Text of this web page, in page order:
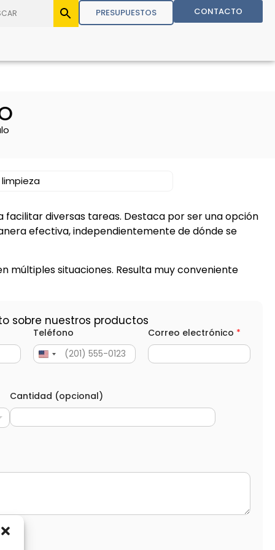
PRESUPUESTOS CONTACTO
diversas tareas. Destaca por ser una opción
efectiva, independientemente de dónde se
múltiples situaciones. Resulta muy conveniente
sobre nuestros productos
Teléfono Correo electrónico *
Cantidad (opcional)